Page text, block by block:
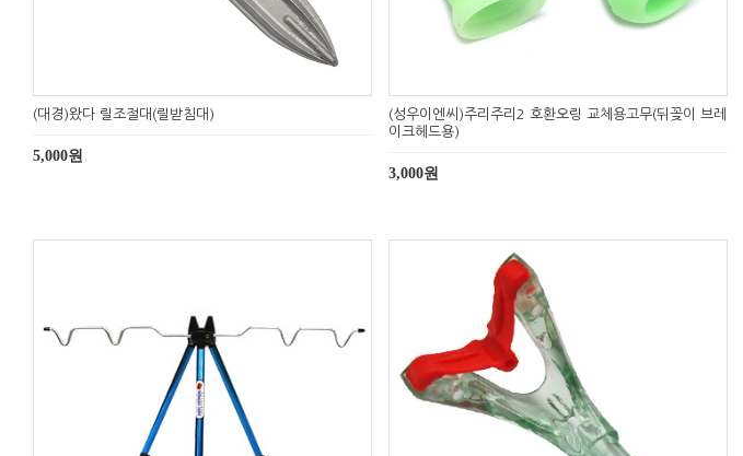
(대경)왔다 릴조절대(릴받침대)
5,000원
(성우이엔씨)주리주리2 호환오링 교체용고무(뒤꽂이 브레
이크헤드용)
3,000원